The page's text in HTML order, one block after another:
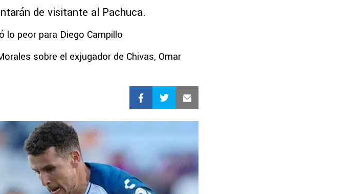
de visitante al Pachuca.
lo peor para Diego Campillo
sobre el exjugador de Chivas, Omar